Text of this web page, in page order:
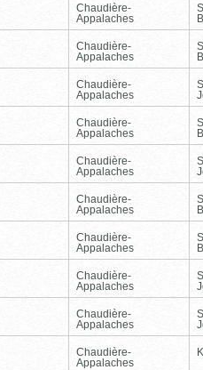
Chaudière-
Appalaches
Chaudière-
Appalaches
Chaudière-
Appalaches
Chaudière-
Appalaches
Chaudière-
Appalaches
Chaudière-
Appalaches
Chaudière-
Appalaches
Chaudière-
Appalaches
Chaudière-
Appalaches
Chaudière-
Appalaches